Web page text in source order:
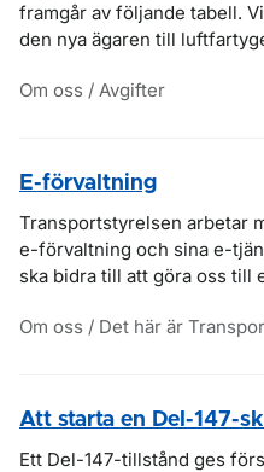
framgår av följande tabell.
den nya ägaren till
Om oss / Avgifter
E-förvaltning
Transportstyrelsen arbetar
e-förvaltning och sina e-
ska bidra till att göra oss till
Om oss / Det här är
Att starta en Del-147-
Ett Del-147-tillstånd ges